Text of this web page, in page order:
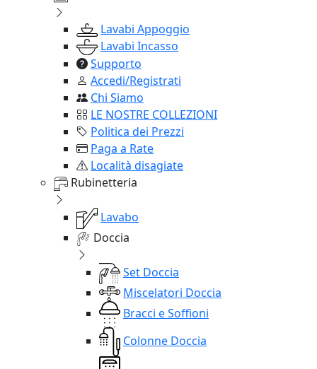
Lavabi Appoggio
Lavabi Incasso
Supporto
Accedi/Registrati
Chi Siamo
LE NOSTRE COLLEZIONI
Politica dei Prezzi
Paga a Rate
Località disagiate
Rubinetteria
Lavabo
Doccia
Set Doccia
Miscelatori Doccia
Bracci e Soffioni
Colonne Doccia